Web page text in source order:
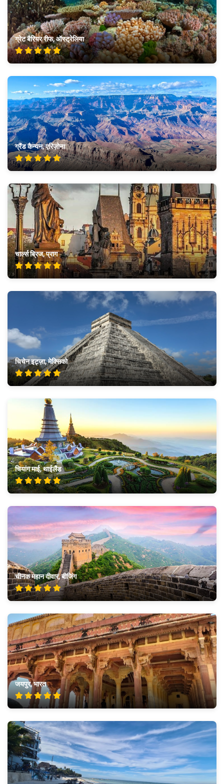
ग्रेट बैरियर रीफ, ऑस्ट्रेलिया
ग्रैंड कैन्यन, एरिज़ोना
चार्ल्स ब्रिज, प्राग
चिचेन इट्ज़ा, मेक्सिको
चियांग माई, थाईलैंड
चीनक महान दीवार, बीजिंग
जयपुर, भारत